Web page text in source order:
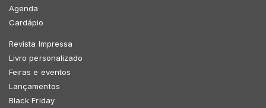
Agenda
Cardápio
Revista Impressa
Livro personalizado
Feiras e eventos
Lançamentos
Black Friday